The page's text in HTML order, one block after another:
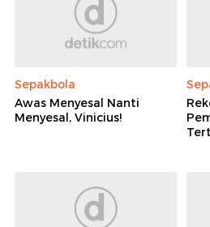
Sepakbola
Awas Menyesal Nanti
Menyesal, Vinicius!